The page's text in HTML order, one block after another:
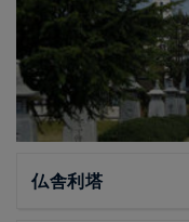
仏舎利塔